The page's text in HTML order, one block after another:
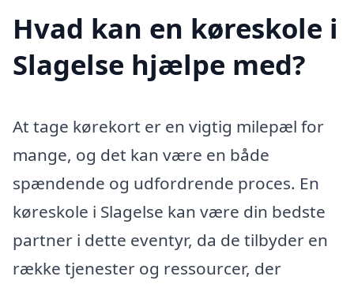
Hvad kan en køreskole i
Slagelse hjælpe med?
At tage kørekort er en vigtig milepæl for
mange, og det kan være en både
spændende og udfordrende proces. En
køreskole i Slagelse kan være din bedste
partner i dette eventyr, da de tilbyder en
række tjenester og ressourcer, der